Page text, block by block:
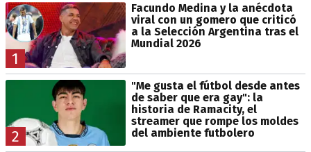
1
Facundo Medina y la anécdota
viral con un gomero que criticó
a la Selección Argentina tras el
Mundial 2026
2
"Me gusta el fútbol desde antes
de saber que era gay": la
historia de Ramacity, el
streamer que rompe los moldes
del ambiente futbolero